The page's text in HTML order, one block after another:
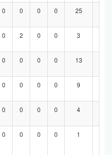
0 0 0 0 25
0 2 0 0 3
0 0 0 0 13
0 0 0 0 9
0 0 0 0 4
0 0 0 0 1